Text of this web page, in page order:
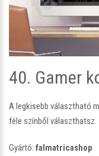
40. Gamer
A legkisebb választható
féle színből választhatsz.
Gyártó: falmatricashop